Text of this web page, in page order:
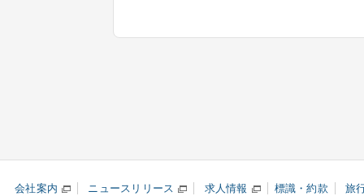
会社案内 ニュースリリース 求人情報 標識・約款
旅